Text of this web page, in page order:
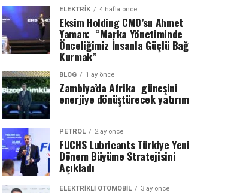
ELEKTRİK 4 hafta önce
Eksim Holding CMO’su Ahmet
Yaman: “Marka Yönetiminde
Önceliğimiz İnsanla Güçlü Bağ
Kurmak”
BLOG 1 ay önce
Zambiya’da Afrika güneşini
enerjiye dönüştürecek yatırım
PETROL 2 ay önce
FUCHS Lubricants Türkiye Yeni
Dönem Büyüme Stratejisini
Açıkladı
ELEKTRIKLI OTOMOBIL 3 ay önce